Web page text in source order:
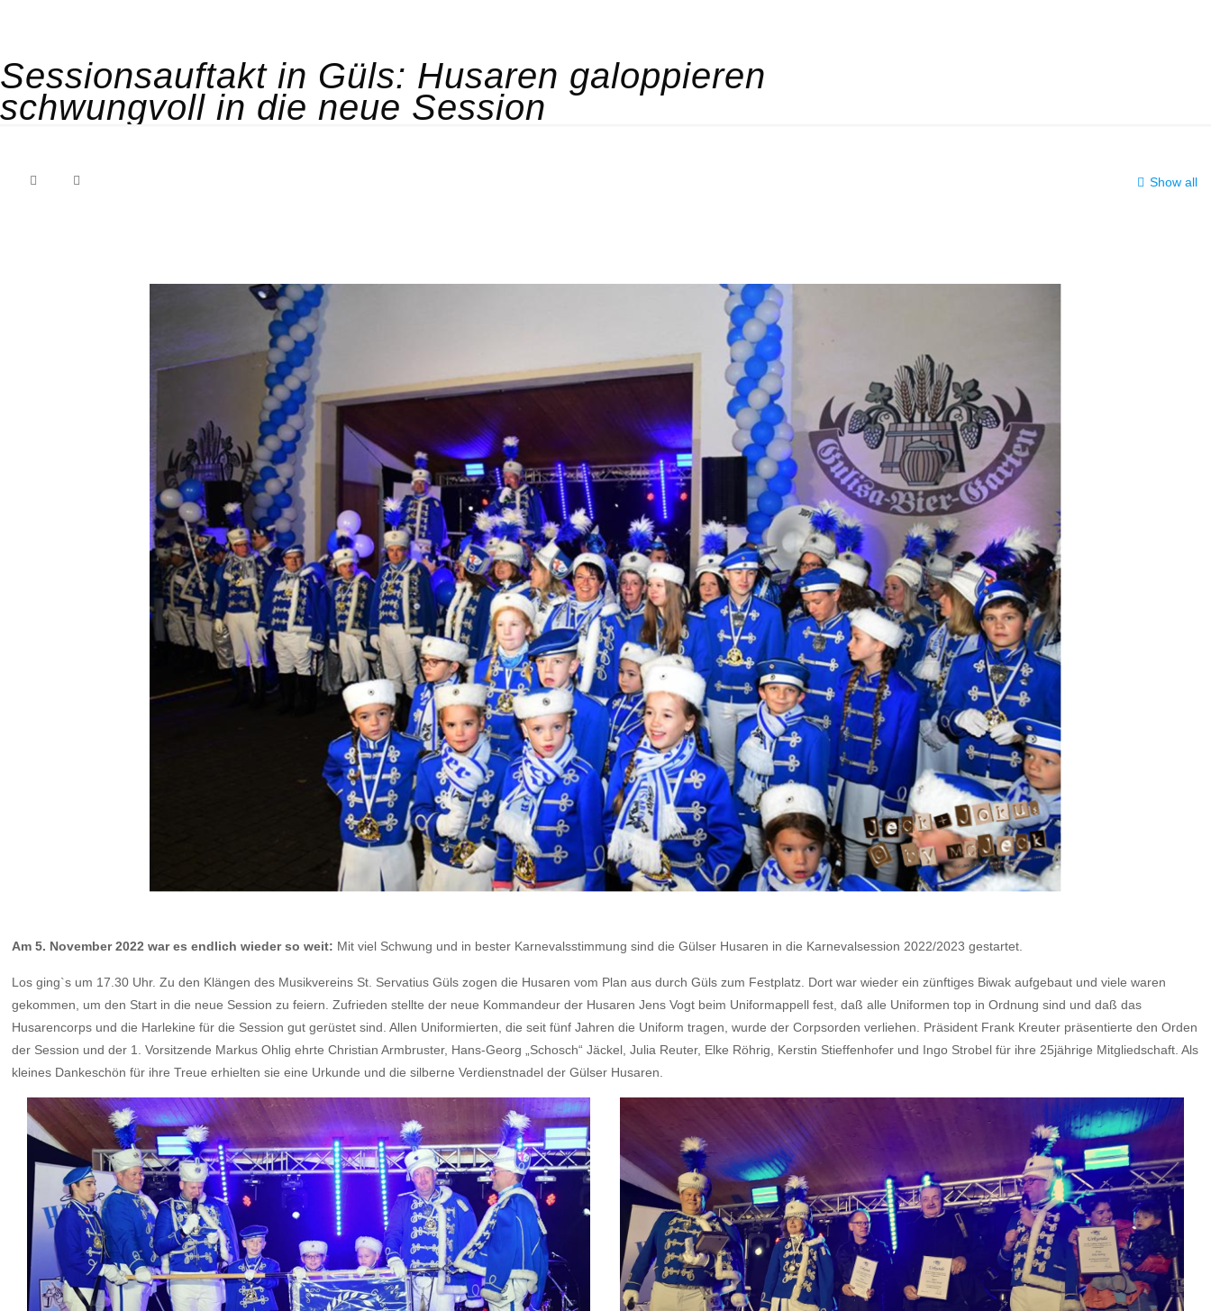
Sessionsauftakt in Güls: Husaren galoppieren
schwungvoll in die neue Session
Show all
Am 5. November 2022 war es endlich wieder so weit: Mit viel Schwung und in bester Karnevalsstimmung sind die Gülser Husaren in die Karnevalsession 2022/2023 gestartet.
Los ging`s um 17.30 Uhr. Zu den Klängen des Musikvereins St. Servatius Güls zogen die Husaren vom Plan aus durch Güls zum Festplatz. Dort war wieder ein zünftiges Biwak aufgebaut und viele waren
gekommen, um den Start in die neue Session zu feiern. Zufrieden stellte der neue Kommandeur der Husaren Jens Vogt beim Uniformappell fest, daß alle Uniformen top in Ordnung sind und daß das
Husarencorps und die Harlekine für die Session gut gerüstet sind. Allen Uniformierten, die seit fünf Jahren die Uniform tragen, wurde der Corpsorden verliehen. Präsident Frank Kreuter präsentierte den Orden
der Session und der 1. Vorsitzende Markus Ohlig ehrte Christian Armbruster, Hans-Georg „Schosch“ Jäckel, Julia Reuter, Elke Röhrig, Kerstin Stieffenhofer und Ingo Strobel für ihre 25jährige Mitgliedschaft. Als
kleines Dankeschön für ihre Treue erhielten sie eine Urkunde und die silberne Verdienstnadel der Gülser Husaren.